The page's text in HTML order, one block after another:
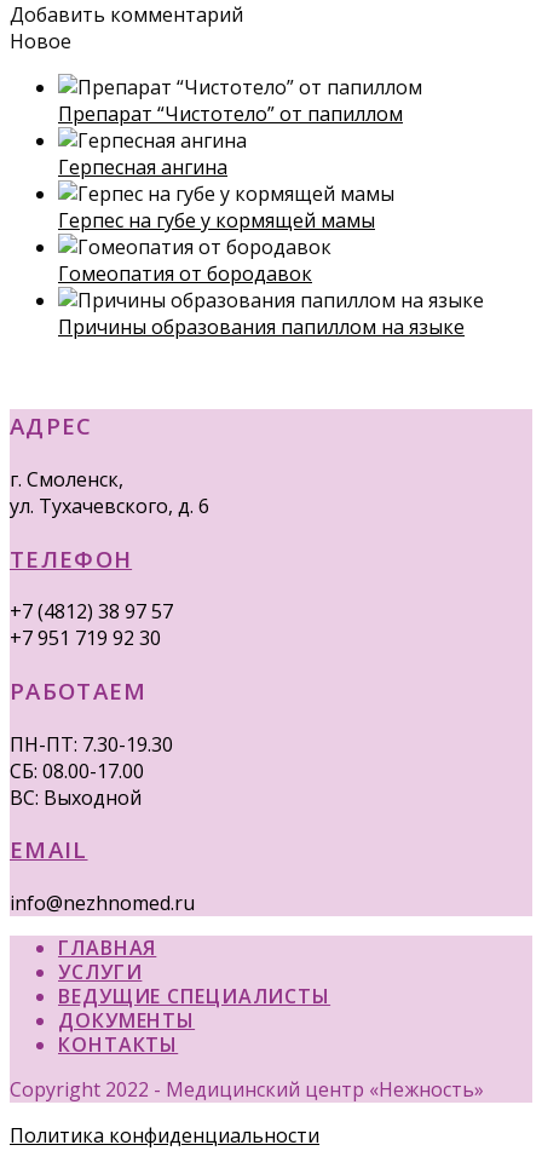
Добавить комментарий
Новое
Препарат “Чистотело” от папиллом
Герпесная ангина
Герпес на губе у кормящей мамы
Гомеопатия от бородавок
Причины образования папиллом на языке
АДРЕС
г. Смоленск,
ул. Тухачевского, д. 6
ТЕЛЕФОН
+7 (4812) 38 97 57
+7 951 719 92 30
РАБОТАЕМ
ПН-ПТ: 7.30-19.30
СБ: 08.00-17.00
ВС: Выходной
EMAIL
info@nezhnomed.ru
ГЛАВНАЯ
УСЛУГИ
ВЕДУЩИЕ СПЕЦИАЛИСТЫ
ДОКУМЕНТЫ
КОНТАКТЫ
Copyright 2022 - Медицинский центр «Нежность»
Политика конфиденциальности